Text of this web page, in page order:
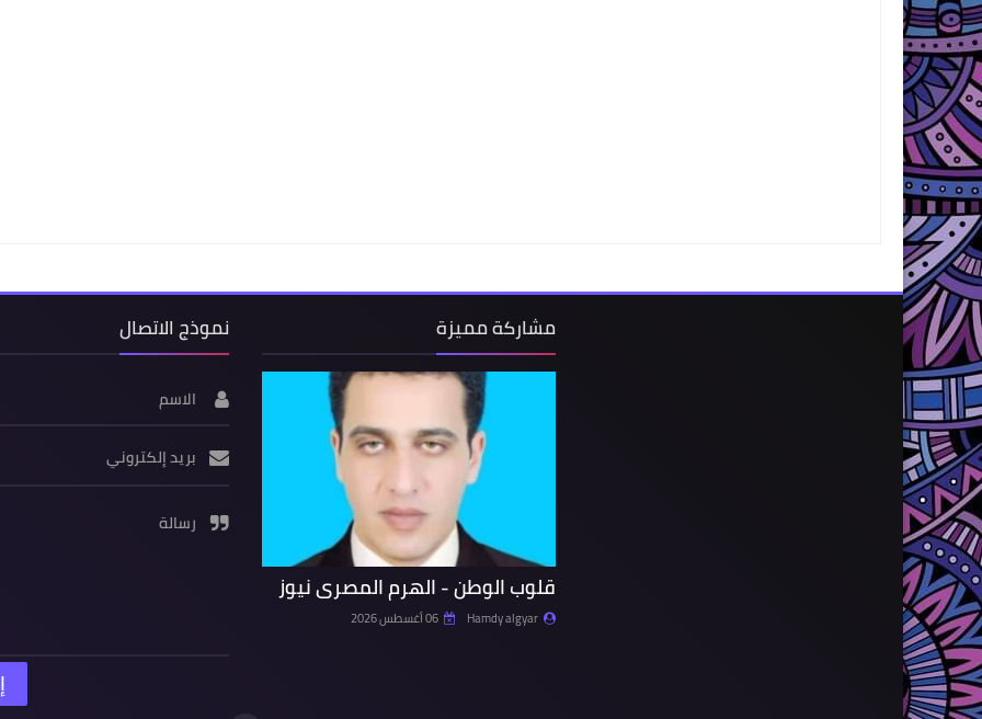
مشاركة مميزة
قلوب الوطن - الهرم المصرى نيوز
Hamdy algyar 06 أغسطس 2026
نموذج الاتصال
الاسم
بريد إلكتروني
رسالة